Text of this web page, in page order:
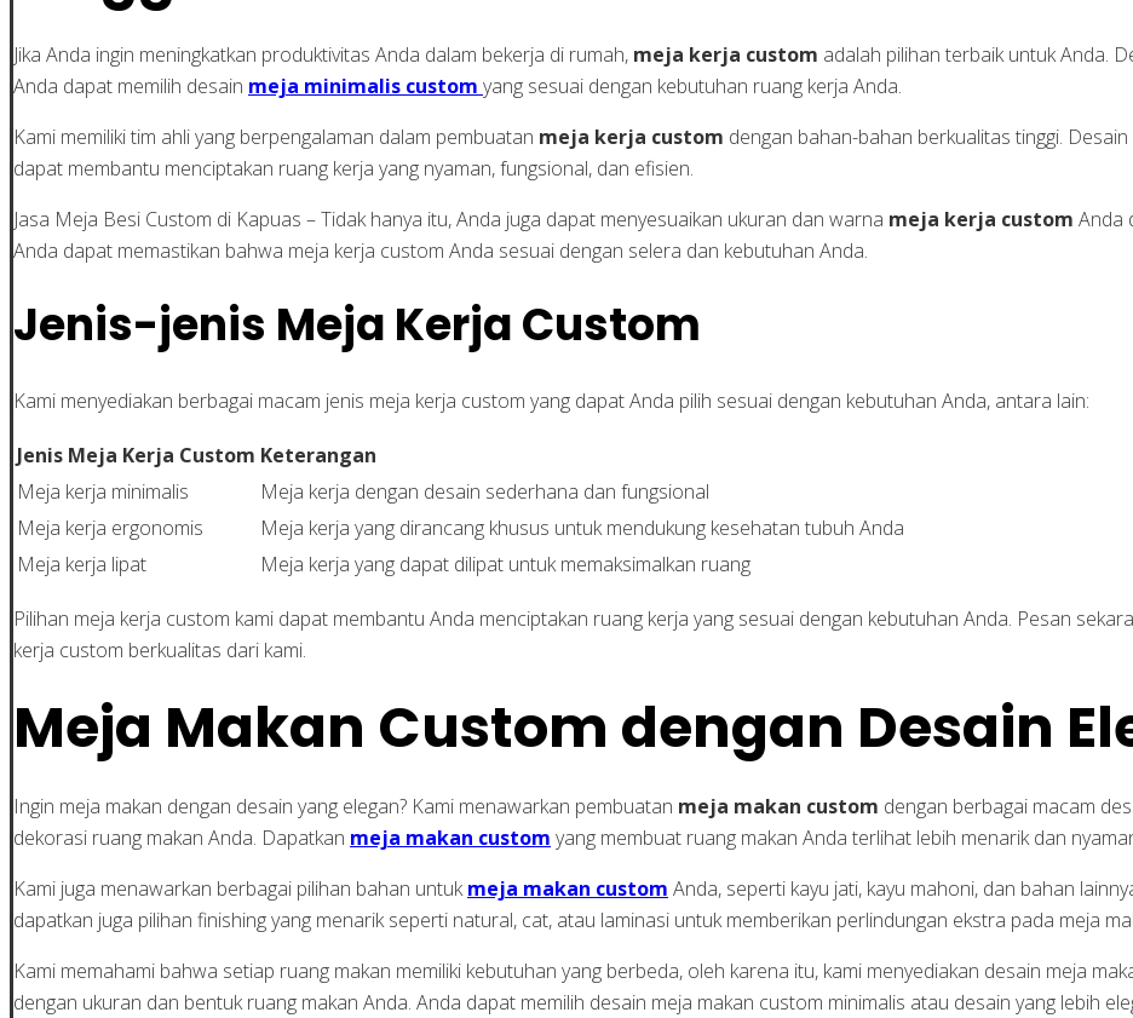
Jika Anda ingin meningkatkan produktivitas Anda dalam bekerja di rumah, meja kerja custom adalah pilihan terbaik untuk Anda.
Anda dapat memilih desain meja minimalis custom yang sesuai dengan kebutuhan ruang kerja Anda.
Kami memiliki tim ahli yang berpengalaman dalam pembuatan meja kerja custom dengan bahan-bahan berkualitas tinggi. Desain
dapat membantu menciptakan ruang kerja yang nyaman, fungsional, dan efisien.
Jasa Meja Besi Custom di Kapuas – Tidak hanya itu, Anda juga dapat menyesuaikan ukuran dan warna meja kerja custom Anda
Anda dapat memastikan bahwa meja kerja custom Anda sesuai dengan selera dan kebutuhan Anda.
Jenis-jenis Meja Kerja Custom
Kami menyediakan berbagai macam jenis meja kerja custom yang dapat Anda pilih sesuai dengan kebutuhan Anda, antara lain:
Jenis Meja Kerja Custom Keterangan
Meja kerja minimalis
Meja kerja dengan desain sederhana dan fungsional
Meja kerja ergonomis
Meja kerja yang dirancang khusus untuk mendukung kesehatan tubuh Anda
Meja kerja lipat
Meja kerja yang dapat dilipat untuk memaksimalkan ruang
Pilihan meja kerja custom kami dapat membantu Anda menciptakan ruang kerja yang sesuai dengan kebutuhan Anda. Pesan
kerja custom berkualitas dari kami.
Meja Makan Custom dengan Desain
Ingin meja makan dengan desain yang elegan? Kami menawarkan pembuatan meja makan custom dengan berbagai macam
dekorasi ruang makan Anda. Dapatkan meja makan custom yang membuat ruang makan Anda terlihat lebih menarik dan
Kami juga menawarkan berbagai pilihan bahan untukmeja makan custom Anda, seperti kayu jati, kayu mahoni, dan bahan
dapatkan juga pilihan finishing yang menarik seperti natural, cat, atau laminasi untuk memberikan perlindungan ekstra pada meja
Kami memahami bahwa setiap ruang makan memiliki kebutuhan yang berbeda, oleh karena itu, kami menyediakan desain meja
dengan ukuran dan bentuk ruang makan Anda. Anda dapat memilih desain meja makan custom minimalis atau desain yang lebih